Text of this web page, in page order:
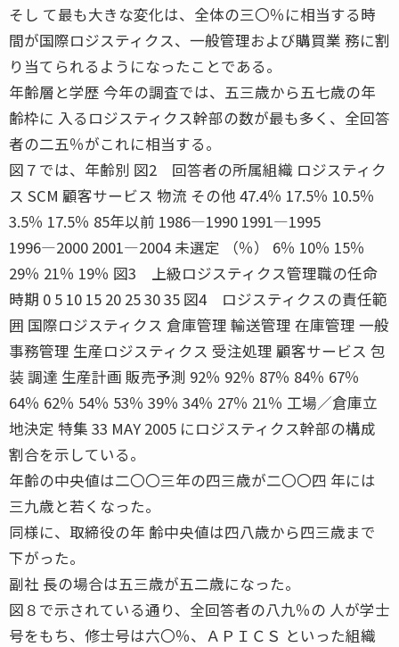
そし て最も大きな変化は、全体の三〇％に相当する時
間が国際ロジスティクス、一般管理および購買業 務に割
り当てられるようになったことである。
年齢層と学歴 今年の調査では、五三歳から五七歳の年
齢枠に 入るロジスティクス幹部の数が最も多く、全回答
者の二五％がこれに相当する。
図７では、年齢別 図2 回答者の所属組織 ロジスティク
ス SCM 顧客サービス 物流 その他 47.4％ 17.5％ 10.5％
3.5％ 17.5％ 85年以前 1986―1990 1991―1995
1996―2000 2001―2004 未選定 （％） 6％ 10％ 15％
29％ 21％ 19％ 図3 上級ロジスティクス管理職の任命
時期 0 5 10 15 20 25 30 35 図4 ロジスティクスの責任範
囲 国際ロジスティクス 倉庫管理 輸送管理 在庫管理 一般
事務管理 生産ロジスティクス 受注処理 顧客サービス 包
装 調達 生産計画 販売予測 92％ 92％ 87％ 84％ 67％
64％ 62％ 54％ 53％ 39％ 34％ 27％ 21％ 工場／倉庫立
地決定 特集 33 MAY 2005 にロジスティクス幹部の構成
割合を示している。
年齢の中央値は二〇〇三年の四三歳が二〇〇四 年には
三九歳と若くなった。
同様に、取締役の年 齢中央値は四八歳から四三歳まで
下がった。
副社 長の場合は五三歳が五二歳になった。
図８で示されている通り、全回答者の八九％の 人が学士
号をもち、修士号は六〇％、ＡＰＩＣＳ といった組織